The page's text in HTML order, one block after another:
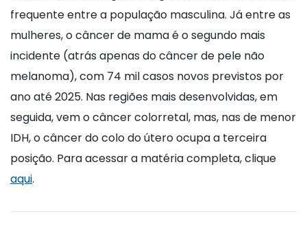
frequente entre a população masculina. Já entre as
mulheres, o câncer de mama é o segundo mais
incidente (atrás apenas do câncer de pele não
melanoma), com 74 mil casos novos previstos por
ano até 2025. Nas regiões mais desenvolvidas, em
seguida, vem o câncer colorretal, mas, nas de menor
IDH, o câncer do colo do útero ocupa a terceira
posição. Para acessar a matéria completa, clique
aqui.